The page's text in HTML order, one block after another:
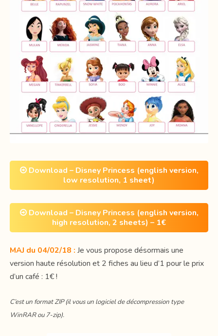
Download – Disney Princess (english version,
low resolution, 1 sheet)
Download – Disney Princess (english version,
high resolution, 2 sheets) – 1€
MAJ du 04/02/18 : Je vous propose désormais une
version haute résolution et 2 fiches au lieu d’1 pour le prix
d’un café : 1€ !
C’est un format ZIP (il vous un logiciel de décompression type
WinRAR ou 7-zip).